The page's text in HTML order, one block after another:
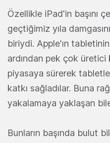
Özellikle iPad'in başını
geçtiğimiz yıla
biriydi. Apple'ın tabletinin
ardından pek çok
piyasaya sürerek
katkı sağladılar. Buna
yakalamaya yaklaşan
Bunların başında bulut